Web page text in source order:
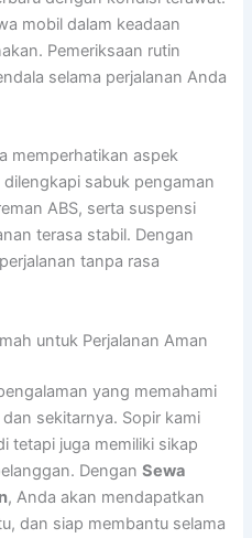
mobil dalam keadaan
Pemeriksaan rutin
selama perjalanan Anda
memperhatikan aspek
sabuk pengaman
ABS, serta suspensi
terasa stabil. Dengan
tanpa rasa
untuk Perjalanan Aman
yang memahami
sekitarnya. Sopir kami
tetapi juga memiliki sikap
DenganSewa
, Anda akan mendapatkan
dan siap membantu selama